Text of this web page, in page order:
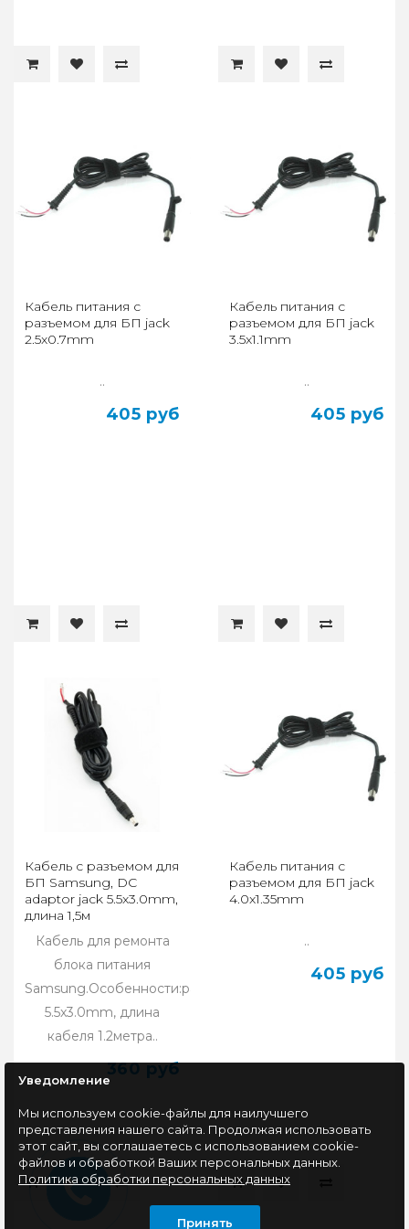
Кабель питания с
разъемом для БП jack
2.5x0.7mm
..
405 руб
Кабель питания с
разъемом для БП jack
3.5x1.1mm
..
405 руб
Кабель с разъемом для
БП Samsung, DC
adaptor jack 5.5x3.0mm,
длина 1,5м
Кабель для ремонта
блока питания
Samsung.Особенности:разъем
5.5x3.0mm, длина
кабеля 1.2метра..
360 руб
Кабель питания с
разъемом для БП jack
4.0x1.35mm
..
405 руб
Уведомление
Мы используем cookie-файлы для наилучшего
представления нашего сайта. Продолжая использовать
этот сайт, вы соглашаетесь с использованием cookie-
файлов и обработкой Ваших персональных данных.
Политика обработки персональных данных
Принять